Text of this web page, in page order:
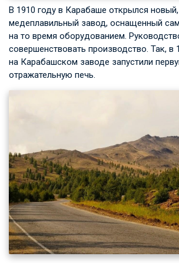
В 1910 году в Карабаше открылся
медеплавильный завод, оснащенный
на то время оборудованием.
совершенствовать производство. Так, в
на Карабашском заводе запустили
отражательную печь.